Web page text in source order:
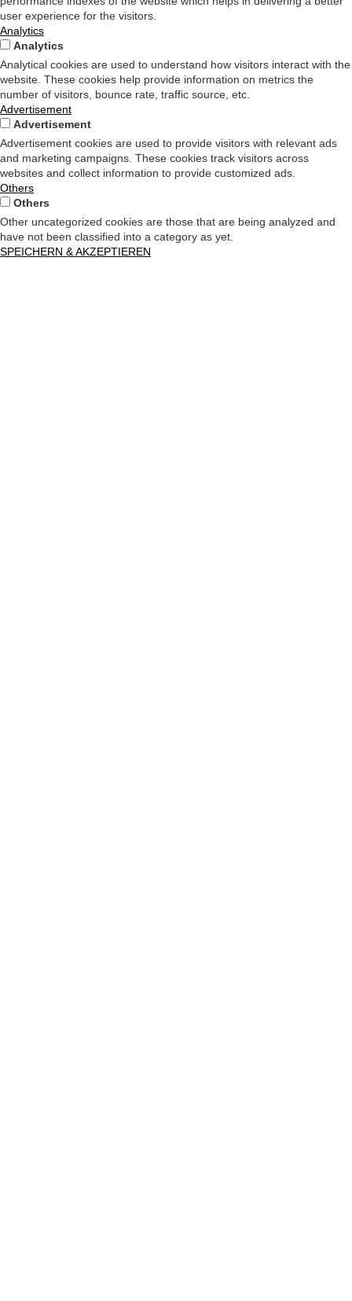
user experience for the visitors.
Analytics
Analytics
Analytical cookies are used to understand how visitors interact with the
website. These cookies help provide information on metrics the
number of visitors, bounce rate, traffic source, etc.
Advertisement
Advertisement
Advertisement cookies are used to provide visitors with relevant ads
and marketing campaigns. These cookies track visitors across
websites and collect information to provide customized ads.
Others
Others
Other uncategorized cookies are those that are being analyzed and
have not been classified into a category as yet.
SPEICHERN & AKZEPTIEREN